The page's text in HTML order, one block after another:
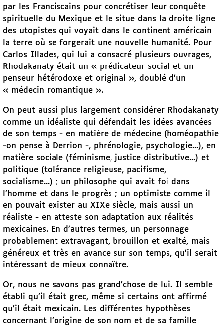
par les Franciscains pour concrétiser leur conquête
spirituelle du Mexique et le situe dans la droite ligne
des utopistes qui voyait dans le continent américain
la terre où se forgerait une nouvelle humanité. Pour
Carlos Illades, qui lui a consacré plusieurs ouvrages,
Rhodakanaty était un « prédicateur social et un
penseur hétérodoxe et original », doublé d’un
« médecin romantique ».
On peut aussi plus largement considérer Rhodakanaty
comme un idéaliste qui défendait les idées avancées
de son temps - en matière de médecine (homéopathie
-on pense à Derrion -, phrénologie, psychologie...), en
matière sociale (féminisme, justice distributive...) et
politique (tolérance religieuse, pacifisme,
socialisme...) ; un philosophe qui avait foi dans
l’homme et dans le progrès ; un optimiste comme il
en pouvait exister au XIXe siècle, mais aussi un
réaliste - en atteste son adaptation aux réalités
mexicaines. En d’autres termes, un personnage
probablement extravagant, brouillon et exalté, mais
généreux et très en avance sur son temps, qu’il serait
intéressant de mieux connaître.
Or, nous ne savons pas grand’chose de lui. Il semble
établi qu’il était grec, même si certains ont affirmé
qu’il était mexicain. Les différentes hypothèses
concernant l’origine de son nom et de sa famille